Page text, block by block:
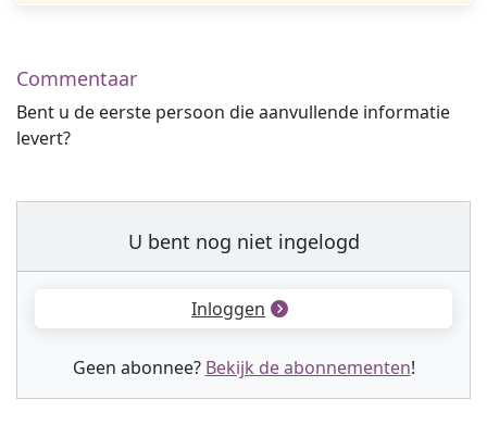
Commentaar
Bent u de eerste persoon die aanvullende informatie
levert?
U bent nog niet ingelogd
Inloggen
Geen abonnee? Bekijk de abonnementen!